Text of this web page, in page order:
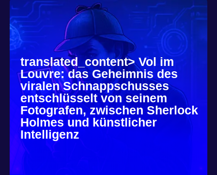
translated_content> Vol im
Louvre: das Geheimnis des
viralen Schnappschusses
entschlüsselt von seinem
Fotografen, zwischen Sherlock
Holmes und künstlicher
Intelligenz